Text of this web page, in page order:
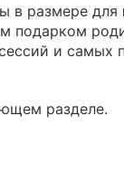
в размере для
подарком
и самых
разделе.